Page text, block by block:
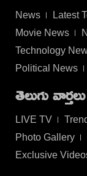
News Latest
Movie News
Technology
Political News
తెలుగు వార్తలు
LIVE TV
Photo Gallery
Exclusive